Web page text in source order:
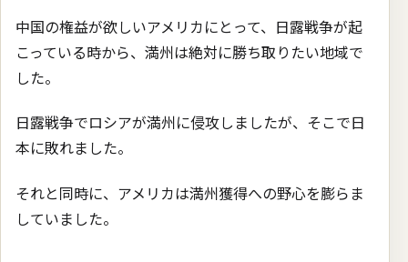
中国の権益が欲しいアメリカにとって、日露戦争が起
こっている時から、満州は絶対に勝ち取りたい地域で
した。
日露戦争でロシアが満州に侵攻しましたが、そこで日
本に敗れました。
それと同時に、アメリカは満州獲得への野心を膨らま
していました。